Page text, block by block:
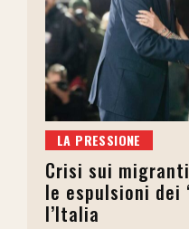
LA PRESSIONE
Crisi sui
le espulsioni dei
l’Italia